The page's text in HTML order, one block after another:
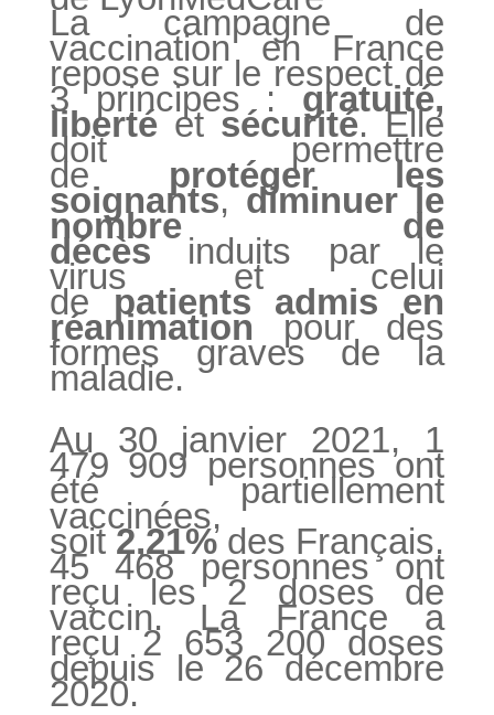
La campagne de
vaccination en France
repose sur le respect de
3 principes :gratuité,
libertéetsécurité. Elle
doit permettre
de protéger les
soignants,diminuer le
nombre de
décèsinduits par le
virus et celui
depatients admis en
réanimation pour des
formes graves de la
maladie.
Au 30 janvier 2021, 1
479 909 personnes ont
été partiellement
vaccinées,
soit 2,21% des Français.
45 468 personnes ont
reçu les 2 doses de
vaccin. La France a
reçu 2 653 200 doses
depuis le 26 décembre
2020.